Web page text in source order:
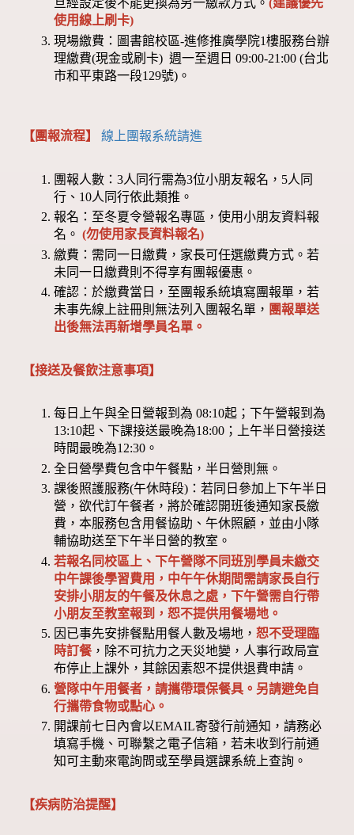
旦經設定後不能更換為另一繳款方式。(建議優先
使用線上刷卡)
現場繳費：圖書館校區-進修推廣學院1樓服務台辦
理繳費(現金或刷卡) 週一至週日 09:00-21:00 (台北
市和平東路一段129號)。
【團報流程】線上團報系統請進
團報人數：3人同行需為3位小朋友報名，5人同
行、10人同行依此類推。
報名：至冬夏令營報名專區，使用小朋友資料報
名。 (勿使用家長資料報名)
繳費：需同一日繳費，家長可任選繳費方式。若
未同一日繳費則不得享有團報優惠。
確認：於繳費當日，至團報系統填寫團報單，若
未事先線上註冊則無法列入團報名單， 團報單送
出後無法再新增學員名單。
【接送及餐飲注意事項】
每日上午與全日營報到為 08:10起；下午營報到為
13:10起、下課接送最晚為18:00；上午半日營接送
時間最晚為12:30。
全日營學費包含中午餐點，半日營則無。
課後照護服務(午休時段)：若同日參加上下午半日
營，欲代訂午餐者，將於確認開班後通知家長繳
費，本服務包含用餐協助、午休照顧，並由小隊
輔協助送至下午半日營的教室。
若報名同校區上、下午營隊不同班別學員未繳交
中午課後學習費用，中午午休期間需請家長自行
安排小朋友的午餐及休息之處，下午營需自行帶
小朋友至教室報到，恕不提供用餐場地。
因已事先安排餐點用餐人數及場地，恕不受理臨
時訂餐，除不可抗力之天災地變，人事行政局宣
布停止上課外，其餘因素恕不提供退費申請。
營隊中午用餐者，請攜帶環保餐具。另請避免自
行攜帶食物或點心。
開課前七日內會以EMAIL寄發行前通知，請務必
填寫手機、可聯繫之電子信箱，若未收到行前通
知可主動來電詢問或至學員選課系統上查詢。
【疾病防治提醒】